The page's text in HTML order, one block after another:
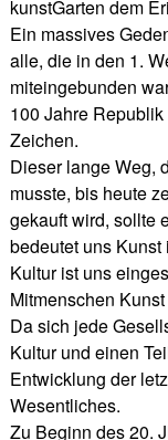
kunstGarten dem
Ein massives
alle, die in den 1.
miteingebunden
100 Jahre
Zeichen.
Dieser lange Weg,
musste, bis heute
gekauft wird, sollte
bedeutet uns
Kultur ist uns
Mitmenschen
Da sich jede
Kultur und einen
Entwicklung der
Wesentliches.
Zu Beginn des 20.